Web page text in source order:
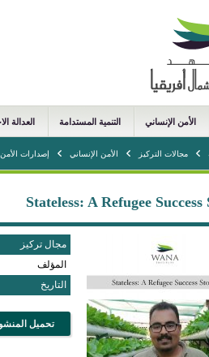
الأمن الإنساني التنمية المستدامة العدالة
مجالات التركيز الأمن الإنساني إصدارات
Stateless: A Refugee
مجال تركيز
المؤلف
التاريخ
تحميل